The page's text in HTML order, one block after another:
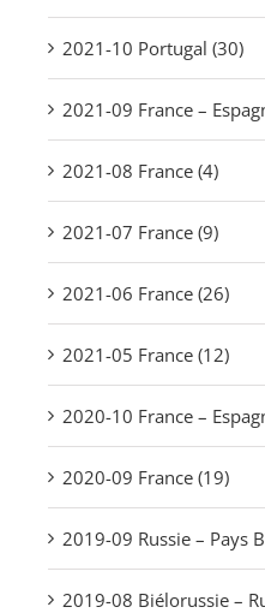
2021-10 Portugal (30)
2021-09 France –
2021-08 France (4)
2021-07 France (9)
2021-06 France (26)
2021-05 France (12)
2020-10 France –
2020-09 France (19)
2019-09 Russie – Pays
2019-08 Biélorussie –